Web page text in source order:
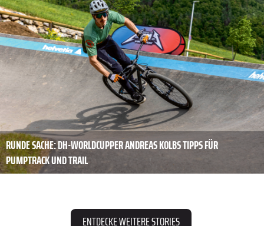
RUNDE SACHE: DH-WORLDCUPPER ANDREAS KOLBS TIPPS FÜR
PUMPTRACK UND TRAIL
ENTDECKE WEITERE STORIES